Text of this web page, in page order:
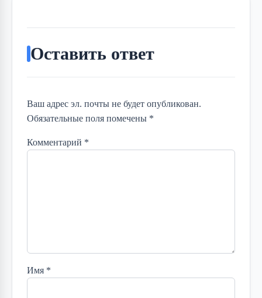
Оставить ответ
Ваш адрес эл. почты не будет опубликован.
Обязательные поля помечены *
Комментарий *
Имя *